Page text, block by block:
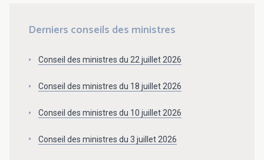
Derniers conseils des ministres
Conseil des ministres du 22 juillet 2026
Conseil des ministres du 18 juillet 2026
Conseil des ministres du 10 juillet 2026
Conseil des ministres du 3 juillet 2026